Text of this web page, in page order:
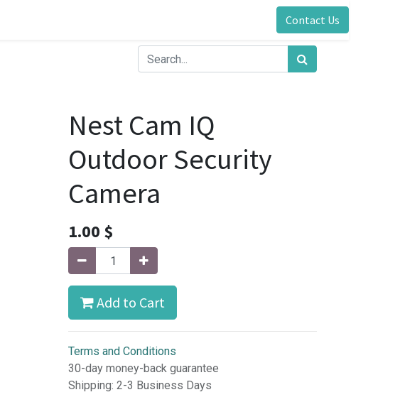
Contact Us
Nest Cam IQ
Outdoor Security
Camera
1.00 $
Add to Cart
Terms and Conditions
30-day money-back guarantee
Shipping: 2-3 Business Days